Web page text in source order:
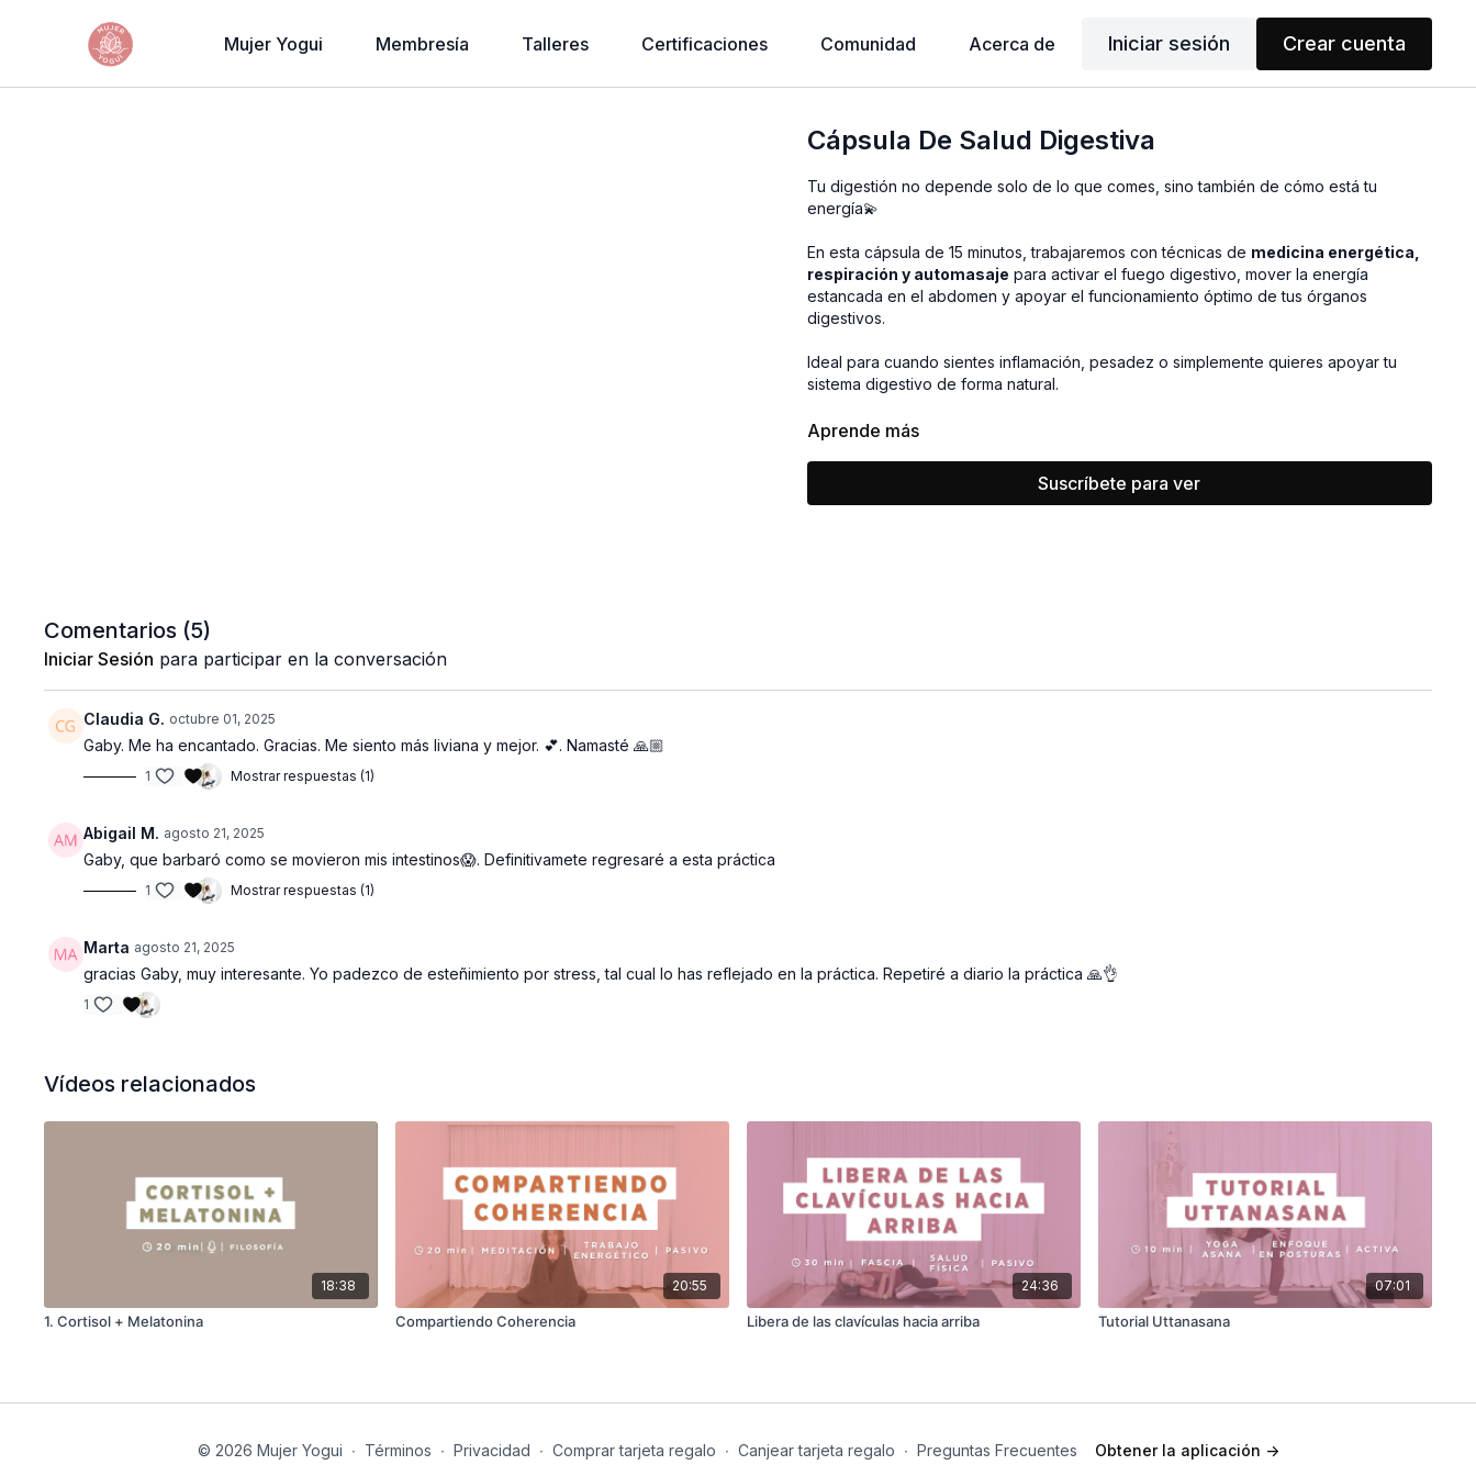
Mujer Yogui Membresía Talleres Certificaciones Comunidad Acerca de Iniciar sesión Crear cuenta
Cápsula De Salud Digestiva
Tu digestión no depende solo de lo que comes, sino también de cómo está tu
energía💫
En esta cápsula de 15 minutos, trabajaremos con técnicas de medicina energética,
respiración y automasaje para activar el fuego digestivo, mover la energía
estancada en el abdomen y apoyar el funcionamiento óptimo de tus órganos
digestivos.
Ideal para cuando sientes inflamación, pesadez o simplemente quieres apoyar tu
sistema digestivo de forma natural.
💫 Una práctica poderosa, corta y amorosa que puedes integrar fácilmente en tu
Aprende más
Suscríbete para ver
Comentarios (5)
Iniciar Sesión para participar en la conversación
Claudia G. octubre 01, 2025
Gaby. Me ha encantado. Gracias. Me siento más liviana y mejor. 💕. Namasté 🙏🏼
1 Mostrar respuestas (1)
Abigail M. agosto 21, 2025
Gaby, que barbaró como se movieron mis intestinos😱. Definitivamete regresaré a esta práctica
1 Mostrar respuestas (1)
Marta agosto 21, 2025
gracias Gaby, muy interesante. Yo padezco de esteñimiento por stress, tal cual lo has reflejado en la práctica. Repetiré a diario la práctica 🙏👌
1
Vídeos relacionados
18:38
1. Cortisol + Melatonina
20:55
Compartiendo Coherencia
24:36
Libera de las clavículas hacia arriba
07:01
Tutorial Uttanasana
© 2026 Mujer Yogui ∙ Términos ∙ Privacidad ∙ Comprar tarjeta regalo ∙ Canjear tarjeta regalo ∙ Preguntas Frecuentes Obtener la aplicación ->